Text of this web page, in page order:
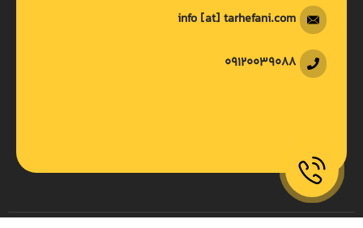
info [at] tarhefani.com
09120039088